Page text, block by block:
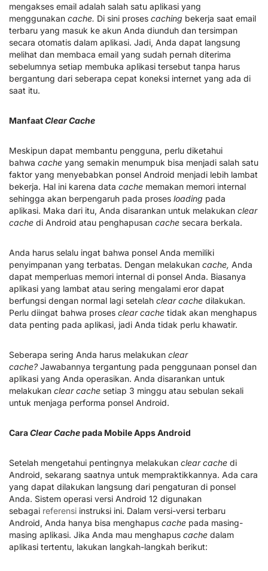
mengakses email adalah salah satu aplikasi yang
menggunakan cache. Di sini proses caching bekerja saat email
terbaru yang masuk ke akun Anda diunduh dan tersimpan
secara otomatis dalam aplikasi. Jadi, Anda dapat langsung
melihat dan membaca email yang sudah pernah diterima
sebelumnya setiap membuka aplikasi tersebut tanpa harus
bergantung dari seberapa cepat koneksi internet yang ada di
saat itu.
ManfaatClear Cache
Meskipun dapat membantu pengguna, perlu diketahui
bahwa cache yang semakin menumpuk bisa menjadi salah satu
faktor yang menyebabkan ponsel Android menjadi lebih lambat
bekerja. Hal ini karena data cache memakan memori internal
sehingga akan berpengaruh pada proses loading pada
aplikasi. Maka dari itu, Anda disarankan untuk melakukan clear
cache di Android atau penghapusan cache secara berkala.
Anda harus selalu ingat bahwa ponsel Anda memiliki
penyimpanan yang terbatas. Dengan melakukan cache, Anda
dapat memperluas memori internal di ponsel Anda. Biasanya
aplikasi yang lambat atau sering mengalami eror dapat
berfungsi dengan normal lagi setelah clear cache dilakukan.
Perlu diingat bahwa proses clear cache tidak akan menghapus
data penting pada aplikasi, jadi Anda tidak perlu khawatir.
Seberapa sering Anda harus melakukan clear
cache? Jawabannya tergantung pada penggunaan ponsel dan
aplikasi yang Anda operasikan. Anda disarankan untuk
melakukan clear cache setiap 3 minggu atau sebulan sekali
untuk menjaga performa ponsel Android.
CaraClear Cachepada Mobile Apps Android
Setelah mengetahui pentingnya melakukan clear cache di
Android, sekarang saatnya untuk mempraktikkannya. Ada cara
yang dapat dilakukan langsung dari pengaturan di ponsel
Anda. Sistem operasi versi Android 12 digunakan
sebagai referensi instruksi ini. Dalam versi-versi terbaru
Android, Anda hanya bisa menghapus cache pada masing-
masing aplikasi. Jika Anda mau menghapus cache dalam
aplikasi tertentu, lakukan langkah-langkah berikut: